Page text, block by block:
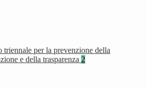
triennale per la prevenzione della
e della trasparenza 2